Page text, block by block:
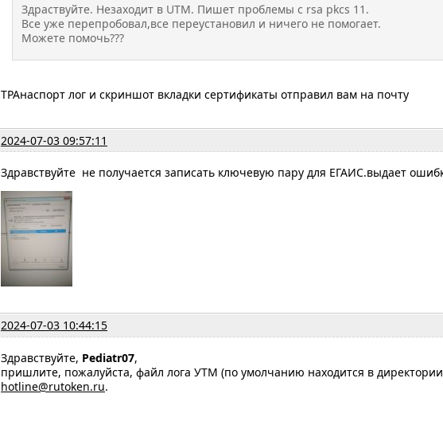
Здраствуйте. Незаходит в UTM. Пишет проблемы с rsa pkcs 11.
Все уже перепробовал,все переустановил и ничего не помогает.
Можете помочь???
ТРАнаспорт лог и скриншот вкладки сертификаты отправил вам на почту
2024-07-03 09:57:11
Здравствуйте не получается записать ключевую пару для ЕГАИС.выдает
2024-07-03 10:44:15
Здравствуйте, Pediatr07,
пришлите, пожалуйста, файл лога УТМ (по умолчанию находится в
hotline@rutoken.ru.